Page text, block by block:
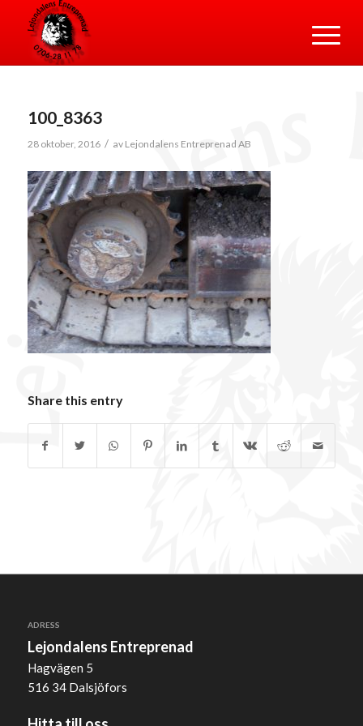
100_8363
28 oktober, 2016 / av Lejondalens Entreprenad AB
Share this entry
ADRESS
Lejondalens Entreprenad
Hagvägen 5
516 34 Dalsjöfors